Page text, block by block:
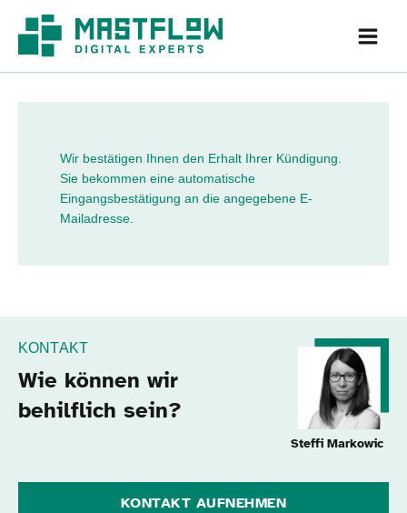
Inhalt
springen
Wir bestätigen Ihnen den Erhalt Ihrer Kündigung.
Sie bekommen eine automatische
Eingangsbestätigung an die angegebene E-
Mailadresse.
KONTAKT
Wie können wir
behilflich sein?
Steffi Markowic
KONTAKT AUFNEHMEN